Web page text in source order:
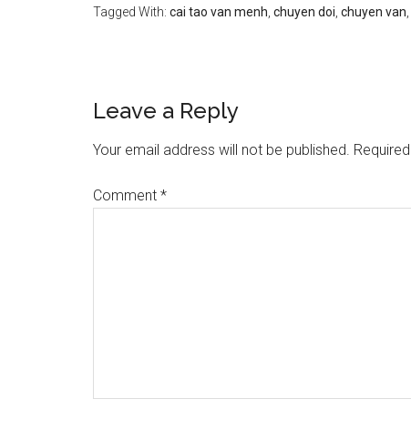
Tagged With: cai tao van menh chuyen doi chuyen van
Reader
Interactions
Leave a Reply
Your email address will not be published.
Comment *